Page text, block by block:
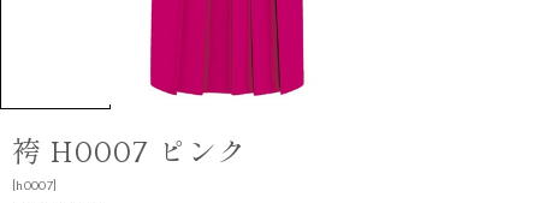
袴 H0007 ピンク
[h0007]